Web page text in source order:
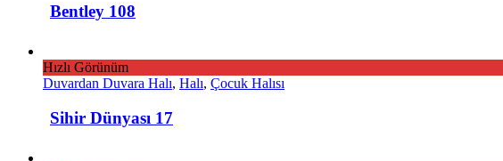
Bentley 108
Hızlı Görünüm
Duvardan Duvara Halı, Halı, Çocuk Halısı
Sihir Dünyası 17